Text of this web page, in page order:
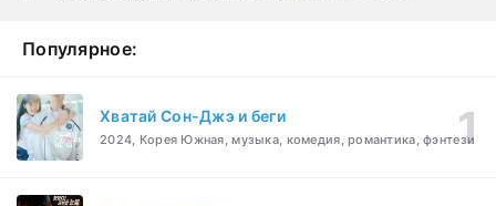
Популярное:
Хватай Сон-Джэ и беги
2024, Корея Южная, музыка, комедия, романтика, фэнтези